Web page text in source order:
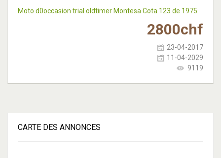
Moto d0occasion trial oldtimer Montesa Cota 123 de 1975
2800chf
23-04-2017
11-04-2029
9119
CARTE DES ANNONCES